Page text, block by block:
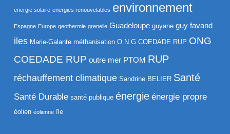
energie solaire energies renouvelables environnement
Espagne Europe geothermie grenelle Guadeloupe guyane guy favand
iles Marie-Galante méthanisation O.N.G COEDADE RUP ONG
COEDADE RUP outre mer PTOM RUP
réchauffement climatique Sandrine BELIER Santé
Santé Durable santé publique énergie énergie propre
éolien éolienne île